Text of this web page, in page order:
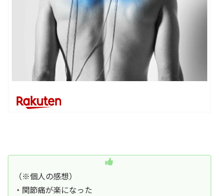
（※個人の感想）
・関節痛が楽になった